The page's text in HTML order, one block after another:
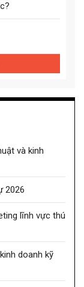
và kinh
2026
lĩnh vực thú
doanh kỹ